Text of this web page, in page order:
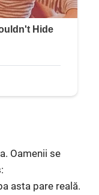
Oamenii se
asta pare reală.